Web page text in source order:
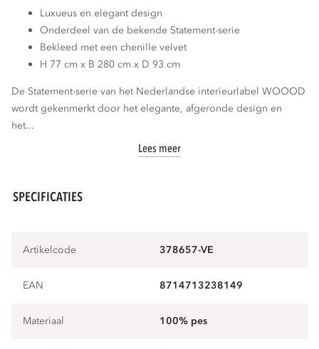
Luxueus en elegant design
Onderdeel van de bekende Statement-serie
Bekleed met een chenille velvet
H 77 cm x B 280 cm x D 93 cm
De Statement-serie van het Nederlandse interieurlabel WOOOD
wordt gekenmerkt door het elegante, afgeronde design en
het...
Lees meer
SPECIFICATIES
Artikelcode 378657-VE
EAN 8714713238149
Materiaal 100% pes